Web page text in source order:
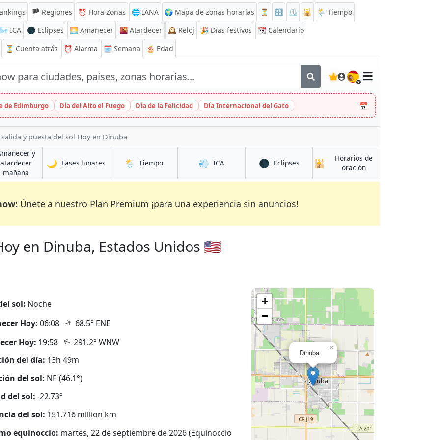
🏴 Regiones ⏰ Hora Zonas 🌐 IANA 🌍 Mapa de zonas horarias ⏳ 🔡 ⏲️ 🕌
🌦️ Tiempo
🌬️ ICA 🌑 Eclipses 🌅 Amanecer 🌇 Atardecer 🕰️ Reloj 🎉 Días festivos 📆 Calendario
⏳ Cuenta atrás ⏰ Alarma 🗓️ Semana 🎂 Edad
🇪🇸
de Edimburgo Día del Alto el Fuego Día de la Felicidad Día Internacional del Gato 📅
y puesta del sol Hoy en Dinuba
y
atardecer
mañana
🌙 Fases lunares en Dinuba
🌦️ Tiempoen Dinuba 💨 ICAen Dinuba 🌑 Eclipsesen Dinuba
🕌
Horarios de
oraciónen Dinuba
Únete a nuestro Plan Premium ¡para una experiencia sin anuncios!
en Dinuba, Estados Unidos 🇺🇸
sol: Noche
Hoy: 06:08 ↑ 68.5° ENE
Hoy: 19:58 ↑ 291.2° WNW
del día: 13h 49m
del sol: NE (46.1°)
del sol: -22.73°
del sol: 151.716 million km
equinoccio: martes, 22 de septiembre de 2026 (Equinoccio
Dinuba
×
+
−